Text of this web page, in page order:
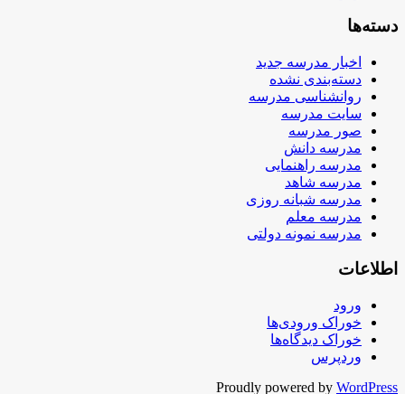
دسته‌ها
اخبار مدرسه جدید
دسته‌بندی نشده
روانشناسی مدرسه
سایت مدرسه
صور مدرسه
مدرسه دانش
مدرسه راهنمایی
مدرسه شاهد
مدرسه شبانه روزی
مدرسه معلم
مدرسه نمونه دولتی
اطلاعات
ورود
خوراک ورودی‌ها
خوراک دیدگاه‌ها
وردپرس
Proudly powered by WordPress